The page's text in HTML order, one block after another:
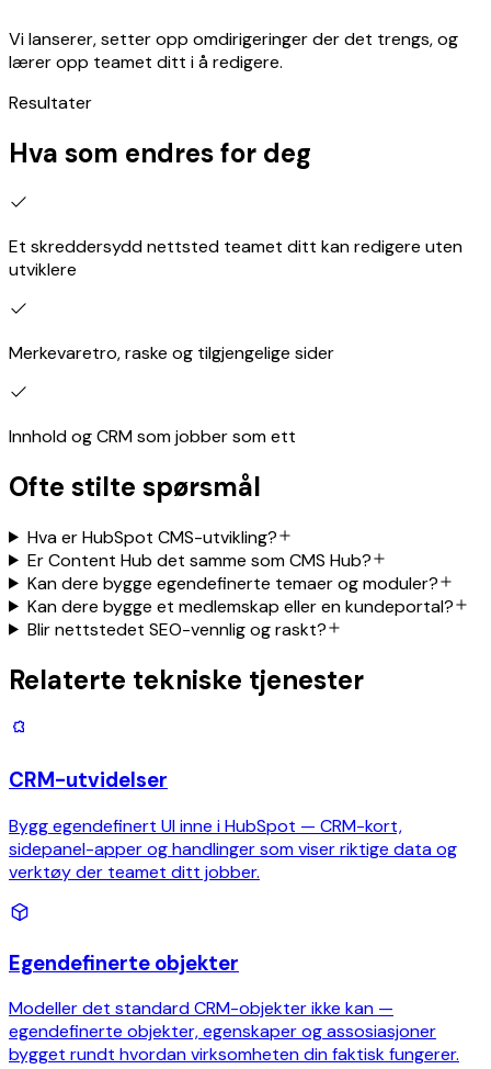
Vi lanserer, setter opp omdirigeringer der det trengs, og
lærer opp teamet ditt i å redigere.
Resultater
Hva som endres for deg
Et skreddersydd nettsted teamet ditt kan redigere uten
utviklere
Merkevaretro, raske og tilgjengelige sider
Innhold og CRM som jobber som ett
Ofte stilte spørsmål
Hva er HubSpot CMS-utvikling?
Er Content Hub det samme som CMS Hub?
Kan dere bygge egendefinerte temaer og moduler?
Kan dere bygge et medlemskap eller en kundeportal?
Blir nettstedet SEO-vennlig og raskt?
Relaterte tekniske tjenester
CRM-utvidelser
Bygg egendefinert UI inne i HubSpot — CRM-kort,
sidepanel-apper og handlinger som viser riktige data og
verktøy der teamet ditt jobber.
Egendefinerte objekter
Modeller det standard CRM-objekter ikke kan —
egendefinerte objekter, egenskaper og assosiasjoner
bygget rundt hvordan virksomheten din faktisk fungerer.